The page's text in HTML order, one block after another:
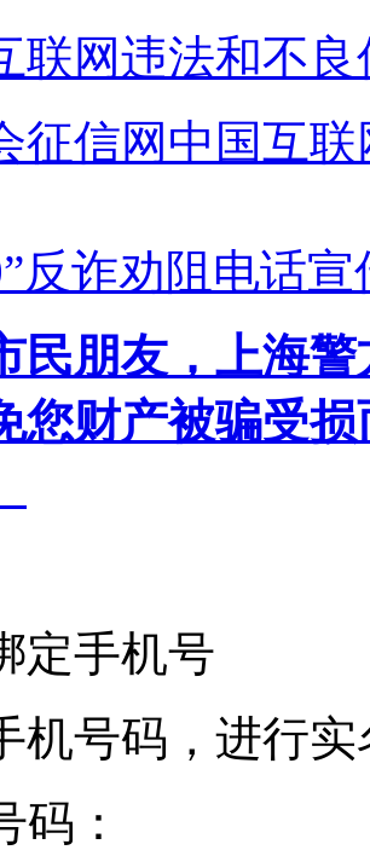
联网违法和不
征信网 中国互
反诈劝阻电话宣
民朋友，上海
您财产被骗受
定手机号
机号码，进行
码：